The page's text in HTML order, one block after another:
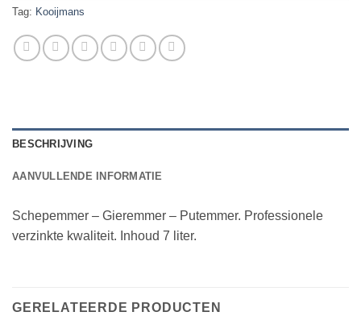
Tag: Kooijmans
BESCHRIJVING
AANVULLENDE INFORMATIE
Schepemmer – Gieremmer – Putemmer. Professionele
verzinkte kwaliteit. Inhoud 7 liter.
GERELATEERDE PRODUCTEN